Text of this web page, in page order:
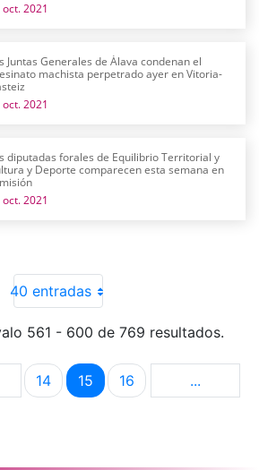
oct. 2021
Juntas Generales de Álava condenan el
machista perpetrado ayer en Vitoria-
oct. 2021
diputadas forales de Equilibrio Territorial y
y Deporte comparecen esta semana en
oct. 2021
40 entradas
561 - 600 de 769 resultados.
intermedias Use TAB para
Página
14 Página
15 Página
16 ...Páginas